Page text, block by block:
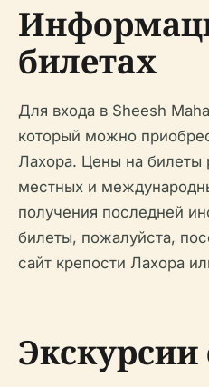
билетах
Для входа в Sheesh
который можно
Лахора. Цены на билеты
местных и
получения последней
билеты, пожалуйста,
сайт крепости Лахора